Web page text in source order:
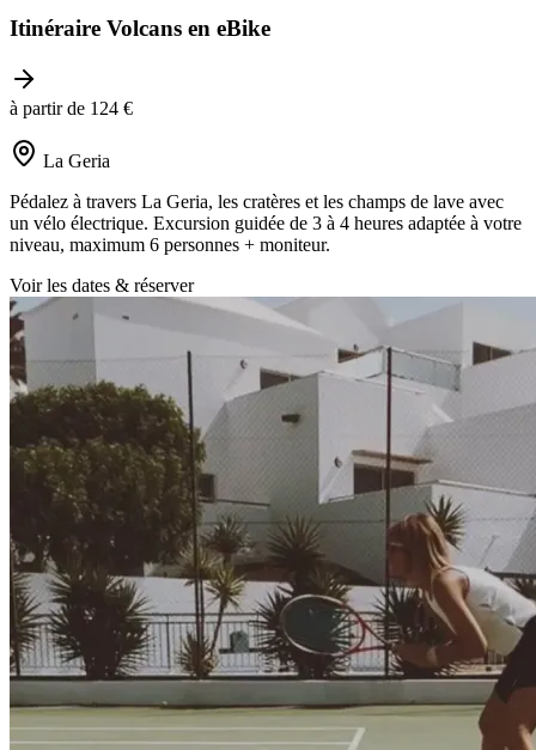
Itinéraire Volcans en eBike
à partir de 124 €
La Geria
Pédalez à travers La Geria, les cratères et les champs de lave avec
un vélo électrique. Excursion guidée de 3 à 4 heures adaptée à votre
niveau, maximum 6 personnes + moniteur.
Voir les dates & réserver